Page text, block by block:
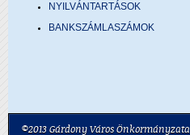
NYILVÁNTARTÁSOK
BANKSZÁMLASZÁMOK
©2013 Gárdony Város Önkormányzata